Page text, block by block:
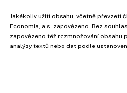
Jakékoliv užití obsahu, včetně převzetí
Economia, a.s. zapovězeno. Bez
zapovězeno též rozmnožování obsahu
analýzy textů nebo dat podle